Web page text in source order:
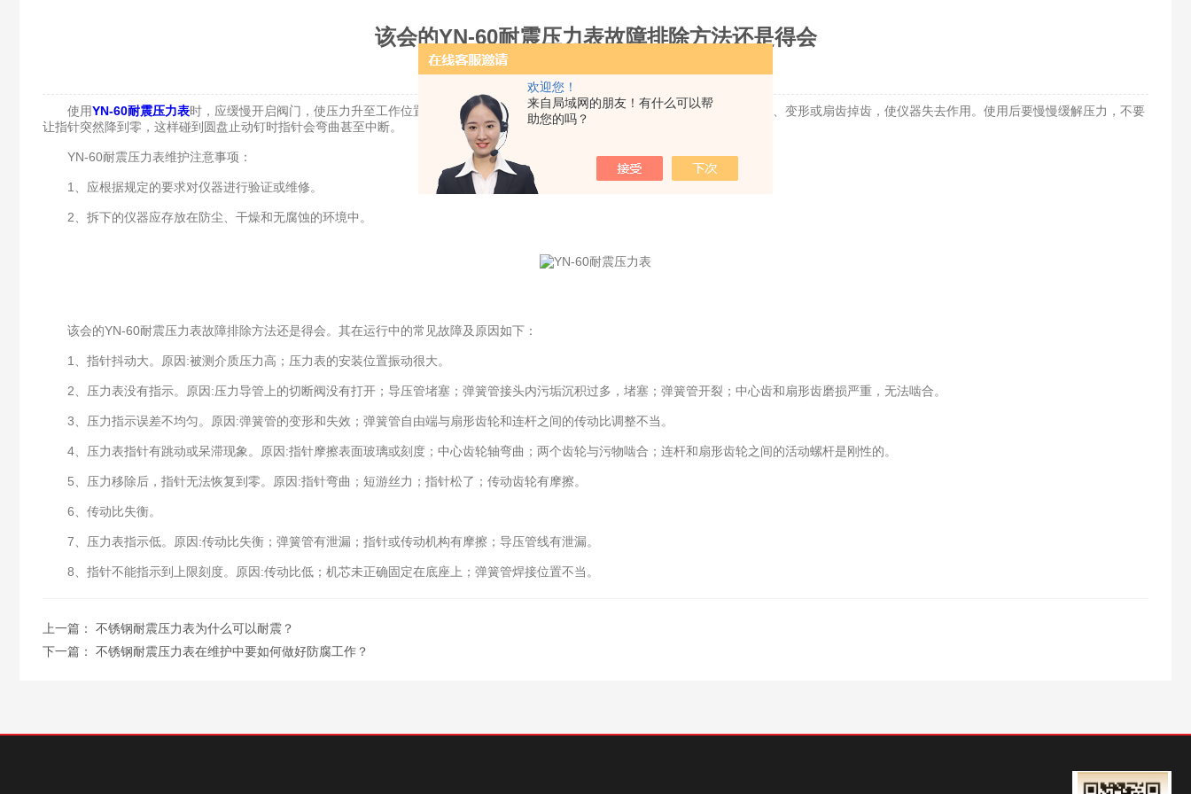
欢迎您！
来自局域网的朋友！有什么可以帮
助您的吗？
该会的YN-60耐震压力表故障排除方法还是得会
更新时间：2022-11-16 | 点击率：2986
使用YN-60耐震压力表时，应缓慢开启阀门，使压力升至工作位置。如果阀门突然打开，压力失控，超过测量上限，弹簧管会损坏、变形或扇齿掉齿，使仪器失去作用。使用后要慢慢缓解压力，不要
让指针突然降到零，这样碰到圆盘止动钉时指针会弯曲甚至中断。
YN-60耐震压力表维护注意事项：
1、应根据规定的要求对仪器进行验证或维修。
2、拆下的仪器应存放在防尘、干燥和无腐蚀的环境中。
该会的YN-60耐震压力表故障排除方法还是得会。其在运行中的常见故障及原因如下：
1、指针抖动大。原因:被测介质压力高；压力表的安装位置振动很大。
2、压力表没有指示。原因:压力导管上的切断阀没有打开；导压管堵塞；弹簧管接头内污垢沉积过多，堵塞；弹簧管开裂；中心齿和扇形齿磨损严重，无法啮合。
3、压力指示误差不均匀。原因:弹簧管的变形和失效；弹簧管自由端与扇形齿轮和连杆之间的传动比调整不当。
4、压力表指针有跳动或呆滞现象。原因:指针摩擦表面玻璃或刻度；中心齿轮轴弯曲；两个齿轮与污物啮合；连杆和扇形齿轮之间的活动螺杆是刚性的。
5、压力移除后，指针无法恢复到零。原因:指针弯曲；短游丝力；指针松了；传动齿轮有摩擦。
6、传动比失衡。
7、压力表指示低。原因:传动比失衡；弹簧管有泄漏；指针或传动机构有摩擦；导压管线有泄漏。
8、指针不能指示到上限刻度。原因:传动比低；机芯未正确固定在底座上；弹簧管焊接位置不当。
上一篇： 不锈钢耐震压力表为什么可以耐震？
下一篇： 不锈钢耐震压力表在维护中要如何做好防腐工作？